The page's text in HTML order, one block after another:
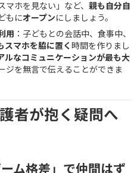
ホを見ない」など、 親も自分自
もにオープンにしましょう。
用 ：子どもとの会話中、食事中、
スマホを脇に置く 時間を作りまし
ルなコミュニケーションが最も大
ジを無言で伝えることができま
者が抱く疑問へ
ム格差」で仲間はず